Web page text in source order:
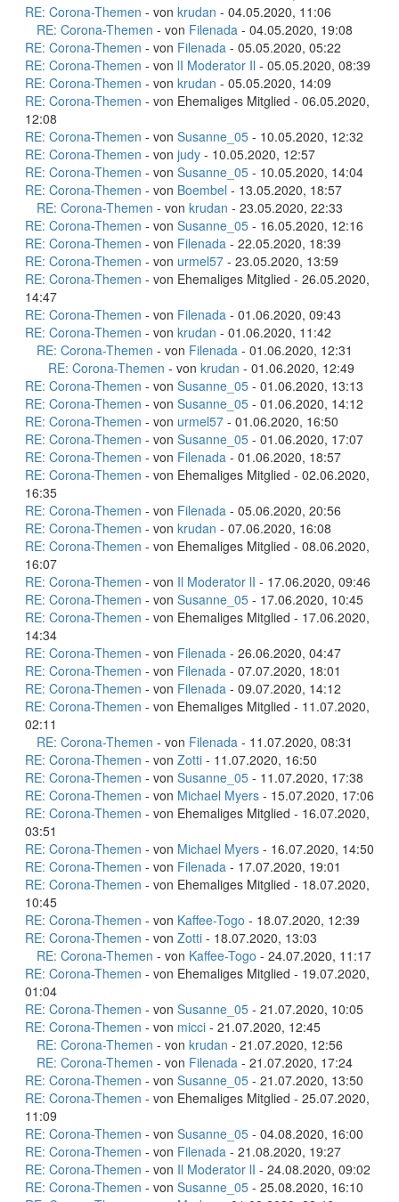
RE: Corona-Themen - von krudan - 04.05.2020, 11:06
RE: Corona-Themen - von Filenada - 04.05.2020, 19:08
RE: Corona-Themen - von Filenada - 05.05.2020, 05:22
RE: Corona-Themen - von lI Moderator Il - 05.05.2020, 08:39
RE: Corona-Themen - von krudan - 05.05.2020, 14:09
RE: Corona-Themen - von Ehemaliges Mitglied - 06.05.2020,
12:08
RE: Corona-Themen - von Susanne_05 - 10.05.2020, 12:32
RE: Corona-Themen - von judy - 10.05.2020, 12:57
RE: Corona-Themen - von Susanne_05 - 10.05.2020, 14:04
RE: Corona-Themen - von Boembel - 13.05.2020, 18:57
RE: Corona-Themen - von krudan - 23.05.2020, 22:33
RE: Corona-Themen - von Susanne_05 - 16.05.2020, 12:16
RE: Corona-Themen - von Filenada - 22.05.2020, 18:39
RE: Corona-Themen - von urmel57 - 23.05.2020, 13:59
RE: Corona-Themen - von Ehemaliges Mitglied - 26.05.2020,
14:47
RE: Corona-Themen - von Filenada - 01.06.2020, 09:43
RE: Corona-Themen - von krudan - 01.06.2020, 11:42
RE: Corona-Themen - von Filenada - 01.06.2020, 12:31
RE: Corona-Themen - von krudan - 01.06.2020, 12:49
RE: Corona-Themen - von Susanne_05 - 01.06.2020, 13:13
RE: Corona-Themen - von Susanne_05 - 01.06.2020, 14:12
RE: Corona-Themen - von urmel57 - 01.06.2020, 16:50
RE: Corona-Themen - von Susanne_05 - 01.06.2020, 17:07
RE: Corona-Themen - von Filenada - 01.06.2020, 18:57
RE: Corona-Themen - von Ehemaliges Mitglied - 02.06.2020,
16:35
RE: Corona-Themen - von Filenada - 05.06.2020, 20:56
RE: Corona-Themen - von krudan - 07.06.2020, 16:08
RE: Corona-Themen - von Ehemaliges Mitglied - 08.06.2020,
16:07
RE: Corona-Themen - von Il Moderator lI - 17.06.2020, 09:46
RE: Corona-Themen - von Susanne_05 - 17.06.2020, 10:45
RE: Corona-Themen - von Ehemaliges Mitglied - 17.06.2020,
14:34
RE: Corona-Themen - von Filenada - 26.06.2020, 04:47
RE: Corona-Themen - von Filenada - 07.07.2020, 18:01
RE: Corona-Themen - von Filenada - 09.07.2020, 14:12
RE: Corona-Themen - von Ehemaliges Mitglied - 11.07.2020,
02:11
RE: Corona-Themen - von Filenada - 11.07.2020, 08:31
RE: Corona-Themen - von Zotti - 11.07.2020, 16:50
RE: Corona-Themen - von Susanne_05 - 11.07.2020, 17:38
RE: Corona-Themen - von Michael Myers - 15.07.2020, 17:06
RE: Corona-Themen - von Ehemaliges Mitglied - 16.07.2020,
03:51
RE: Corona-Themen - von Michael Myers - 16.07.2020, 14:50
RE: Corona-Themen - von Filenada - 17.07.2020, 19:01
RE: Corona-Themen - von Ehemaliges Mitglied - 18.07.2020,
10:45
RE: Corona-Themen - von Kaffee-Togo - 18.07.2020, 12:39
RE: Corona-Themen - von Zotti - 18.07.2020, 13:03
RE: Corona-Themen - von Kaffee-Togo - 24.07.2020, 11:17
RE: Corona-Themen - von Ehemaliges Mitglied - 19.07.2020,
01:04
RE: Corona-Themen - von Susanne_05 - 21.07.2020, 10:05
RE: Corona-Themen - von micci - 21.07.2020, 12:45
RE: Corona-Themen - von krudan - 21.07.2020, 12:56
RE: Corona-Themen - von Filenada - 21.07.2020, 17:24
RE: Corona-Themen - von Susanne_05 - 21.07.2020, 13:50
RE: Corona-Themen - von Ehemaliges Mitglied - 25.07.2020,
11:09
RE: Corona-Themen - von Susanne_05 - 04.08.2020, 16:00
RE: Corona-Themen - von Filenada - 21.08.2020, 19:27
RE: Corona-Themen - von Il Moderator lI - 24.08.2020, 09:02
RE: Corona-Themen - von Susanne_05 - 25.08.2020, 16:10